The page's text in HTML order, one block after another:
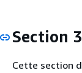
Section
Cette section